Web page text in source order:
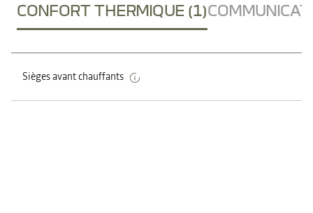
CONFORT THERMIQUE (1)
Sièges avant chauffants